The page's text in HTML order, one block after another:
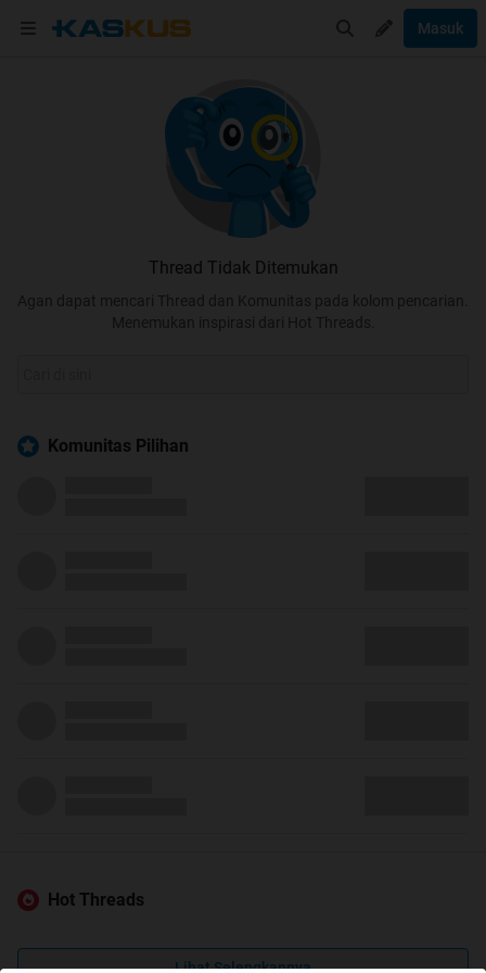
Masuk
Thread Tidak Ditemukan
Agan dapat mencari Thread dan Komunitas pada kolom pencarian.
Menemukan inspirasi dari Hot Threads.
Komunitas Pilihan
Hot Threads
Lihat Selengkapnya